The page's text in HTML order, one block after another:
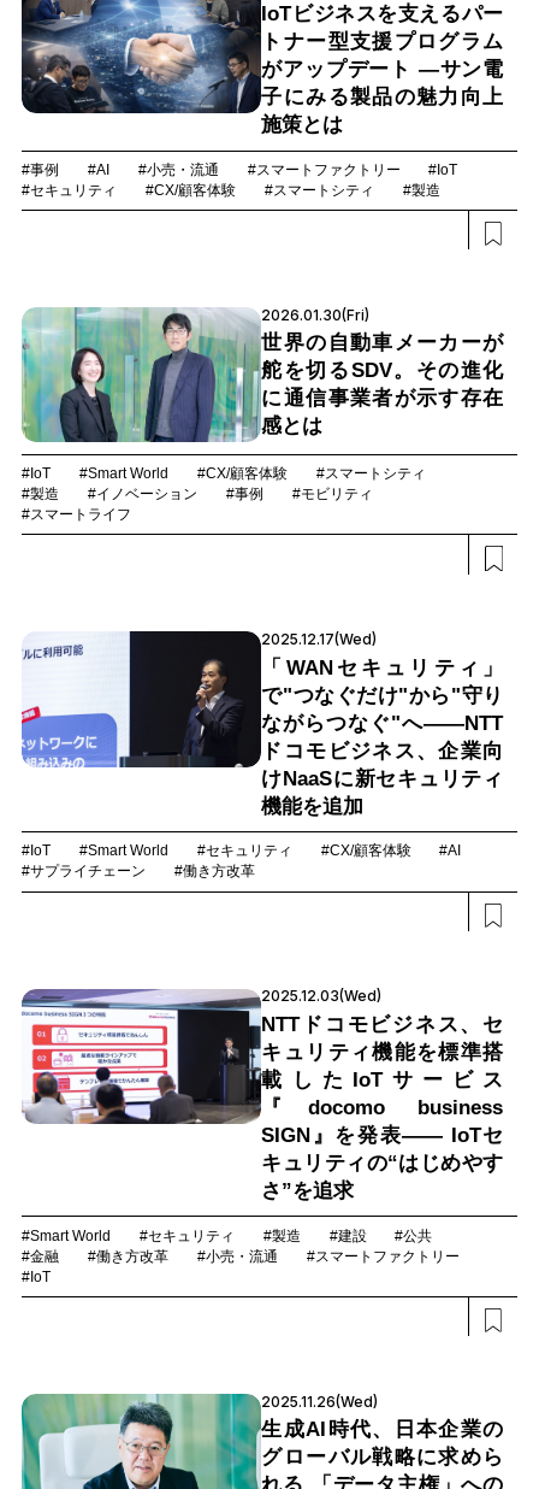
IoTビジネスを支えるパー
トナー型支援プログラム
がアップデート ―サン電
子にみる製品の魅力向上
施策とは
#事例 #AI #小売・流通 #スマートファクトリー
#IoT
#セキュリティ
#CX/顧客体験 #スマートシティ #製造
2026.01.30(Fri)
世界の自動車メーカーが
舵を切るSDV。その進化
に通信事業者が示す存在
感とは
#IoT #Smart World #CX/顧客体験
#スマートシティ
#製造
#イノベーション #事例
#モビリティ
#スマートライフ
2025.12.17(Wed)
「WANセキュリティ」
で"つなぐだけ"から"守り
ながらつなぐ"へ――NTT
ドコモビジネス、企業向
けNaaSに新セキュリティ
機能を追加
#IoT #Smart World #セキュリティ #CX/顧客体験
#AI
#サプライチェーン
#働き方改革
2025.12.03(Wed)
NTTドコモビジネス、セ
キュリティ機能を標準搭
載したIoTサービス
『docomo business
SIGN』を発表―― IoTセ
キュリティの“はじめやす
さ”を追求
#Smart World #セキュリティ #製造 #建設
#公共
#金融
#働き方改革 #小売・流通
#スマートファクトリー
#IoT
2025.11.26(Wed)
生成AI時代、日本企業の
グローバル戦略に求めら